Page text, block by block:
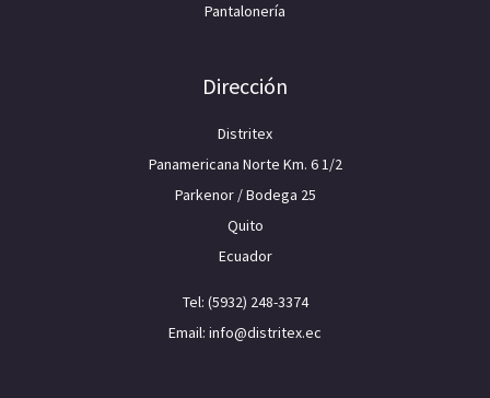
Pantalonería
Dirección
Distritex
Panamericana Norte Km. 6 1/2
Parkenor / Bodega 25
Quito
Ecuador
Tel: (5932) 248-3374
Email: info@distritex.ec